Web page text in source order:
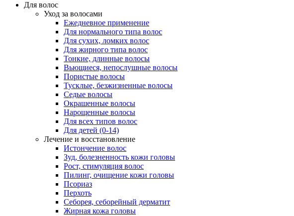
Для волос
Уход за волосами
Ежедневное применение
Для нормального типа волос
Для сухих, ломких волос
Для жирного типа волос
Тонкие, длинные волосы
Вьющиеся, непослушные волосы
Пористые волосы
Тусклые, безжизненные волосы
Седые волосы
Окрашенные волосы
Нарощенные волосы
Для всех типов волос
Для детей (0-14)
Лечение и восстановление
Истончение волос
Зуд, болезненность кожи головы
Рост, стимуляция волос
Пилинг, очищение кожи головы
Псориаз
Перхоть
Себорея, себорейный дерматит
Жирная кожа головы